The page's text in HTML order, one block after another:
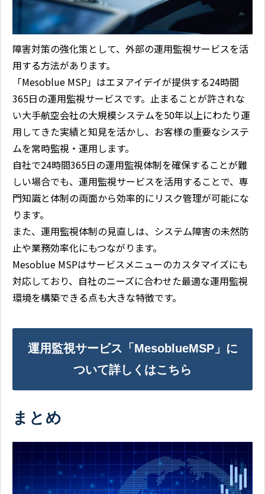
障害対策の強化策として、外部の運用監視サービスを活
用する方法があります。
「Mesoblue MSP」はエヌアイデイが提供する24時間
365日の運用監視サービスです。止まることが許されな
い大手航空会社の大規模システムを50年以上にわたり運
用してきた実績と知見を活かし、お客様の重要なシステ
ムを常時監視・運用します。
自社で24時間365日の運用監視体制を確保することが難
しい場合でも、運用監視サービスを活用することで、専
門知識と体制の両面から効率的にリスク管理が可能にな
ります。
また、運用監視体制の見直しは、システム障害の未然防
止や業務効率化にもつながります。
Mesoblue MSPはサービスメニューのカスタマイズにも
対応しており、自社のニーズに合わせた最適な運用監視
環境を構築できる点も大きな特徴です。
運用監視サービス「MesoblueMSP」に
ついて詳しくはこちら
まとめ